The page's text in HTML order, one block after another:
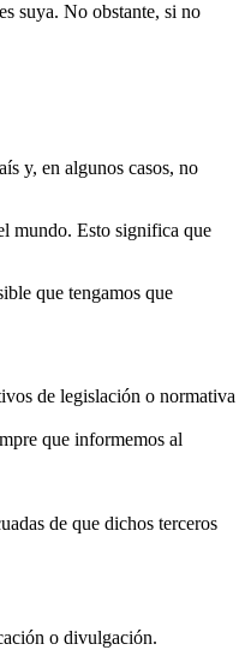
suya. No obstante, si no
y, en algunos casos, no
mundo. Esto significa que
que tengamos que
de legislación o normativa
que informemos al
de que dichos terceros
o divulgación.